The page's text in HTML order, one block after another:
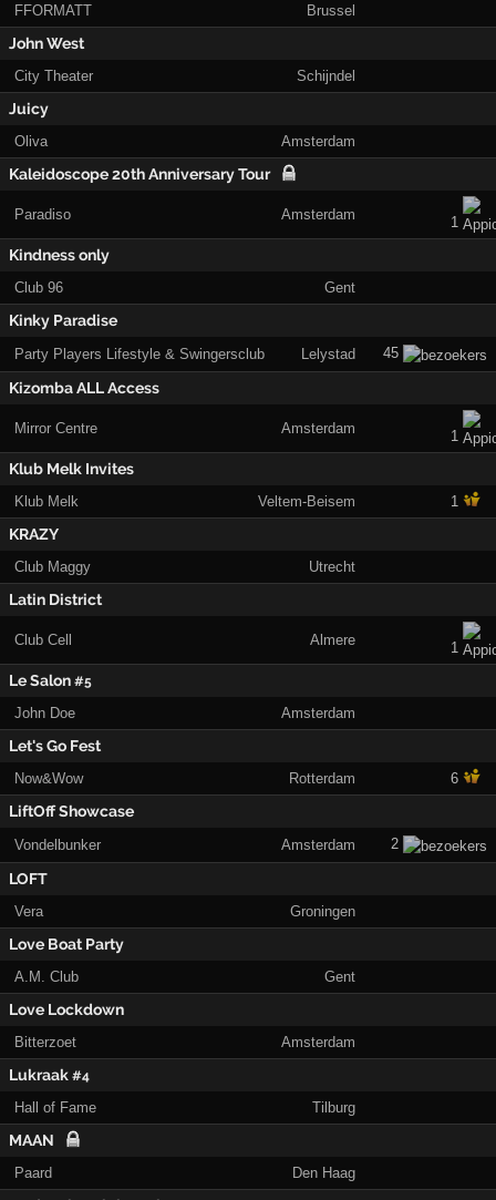
FFORMATT Brussel
John West
City Theater Schijndel
Juicy
Oliva Amsterdam
Kaleidoscope 20th Anniversary Tour
Paradiso Amsterdam 1
Kindness only
Club 96 Gent
Kinky Paradise
Party Players Lifestyle & Swingersclub Lelystad 45
Kizomba ALL Access
Mirror Centre Amsterdam 1
Klub Melk Invites
Klub Melk Veltem-Beisem 1
KRAZY
Club Maggy Utrecht
Latin District
Club Cell Almere 1
Le Salon#5
John Doe Amsterdam
Let's Go Fest
Now&Wow Rotterdam 6
LiftOff Showcase
Vondelbunker Amsterdam 2
LOFT
Vera Groningen
Love Boat Party
A.M. Club Gent
Love Lockdown
Bitterzoet Amsterdam
Lukraak#4
Hall of Fame Tilburg
MAAN
Paard Den Haag